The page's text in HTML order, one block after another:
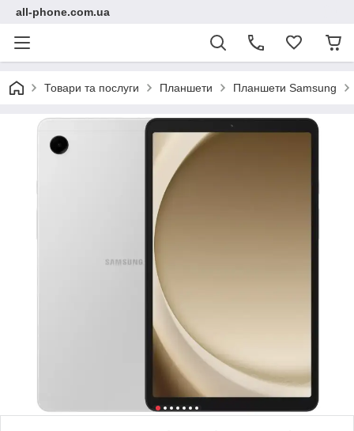
all-phone.com.ua
Товари та послуги Планшети Планшети Samsung